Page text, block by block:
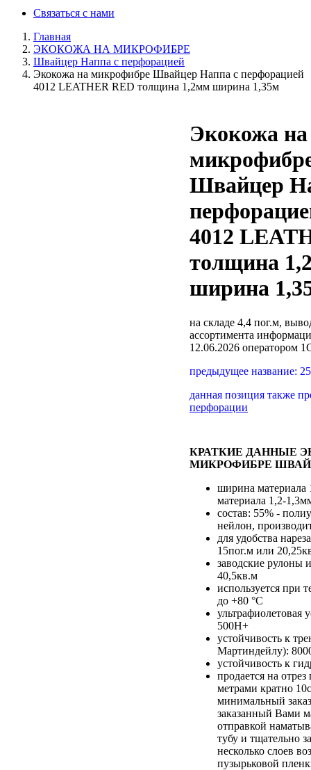
Связаться с нами
Главная
ЭКОКОЖА НА МИКРОФИБРЕ
Швайцер Наппа с перфорацией
Экокожа на микрофибре Швайцер Наппа с перфорацией
4012 LEATHER RED толщина 1,2мм ширина 1,35м
Экокожа на
Швайцер
4012
толщина
ширина
на складе 4,4 пог.м,
ассортимента
12.06.2026 оператором
предыдущее название:
данная позиция также
перфорации
КРАТКИЕ ДАННЫЕ
МИКРОФИБРЕ
ширина материала
материала 1,2-
состав: 55% -
нейлон,
для удобства
15пог.м или
заводские рулоны
40,5кв.м
используется при
до +80 °С
ультрафиолетовая
500H+
устойчивость к
Мартиндейлу):
устойчивость к
продается на
метрами кратно
минимальный
заказанный Вами
отправкой
тубу и тщательно
несколько слоев
пузырьковой